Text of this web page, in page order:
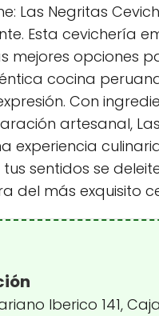
Las Negritas
Esta cevichería
mejores opciones
cocina
Con
artesanal,
experiencia
sentidos se
del más exquisito
Iberico 141,